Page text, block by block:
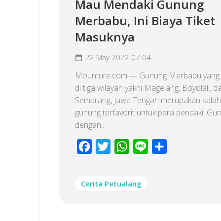
Mau Mendaki Gunung
Merbabu, Ini Biaya Tiket
Masuknya
22 May 2022 07:04
Mounture.com — Gunung Merbabu
di tiga wilayah yakni Magelang, Boyolali,
Semarang, Jawa Tengah merupakan
gunung terfavorit untuk para pendaki.
dengan...
Facebook
Twitter WhatsApp
Line
Cerita Petualang